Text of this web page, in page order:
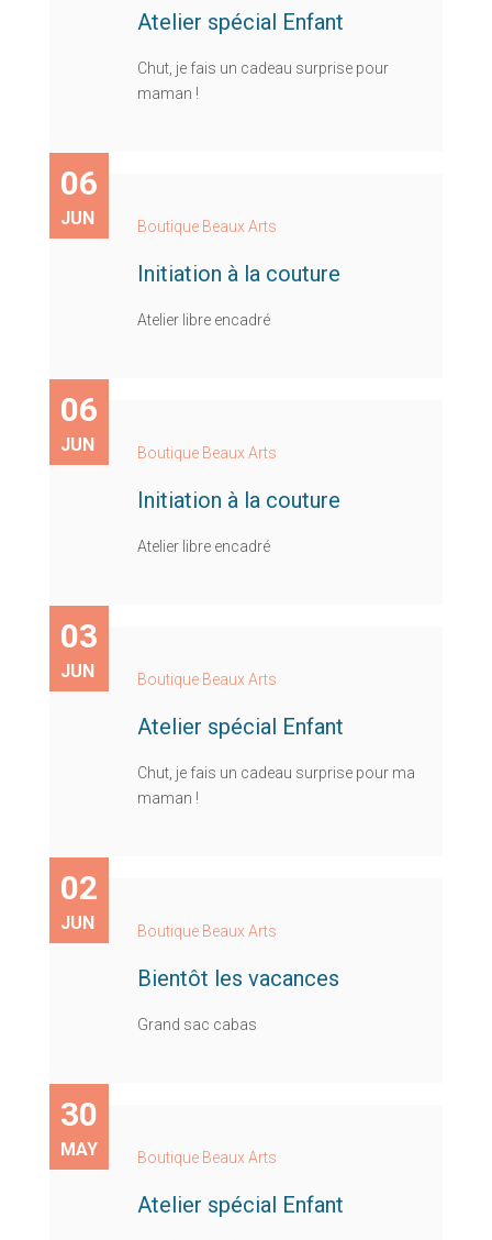
Atelier spécial Enfant
Chut, je fais un cadeau surprise pour
maman !
06
JUN Boutique Beaux Arts
Initiation à la couture
Atelier libre encadré
06
JUN Boutique Beaux Arts
Initiation à la couture
Atelier libre encadré
03
JUN Boutique Beaux Arts
Atelier spécial Enfant
Chut, je fais un cadeau surprise pour ma
maman !
02
JUN Boutique Beaux Arts
Bientôt les vacances
Grand sac cabas
30
MAY Boutique Beaux Arts
Atelier spécial Enfant